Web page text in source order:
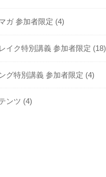
ガ 参加者限定 (4)
イク特別講義 参加者限定 (18)
グ特別講義 参加者限定 (4)
ンツ (4)